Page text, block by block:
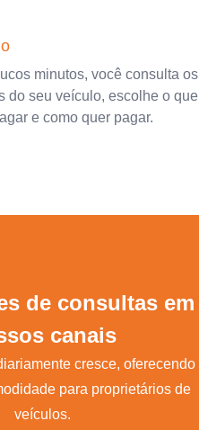
minutos, você consulta os
do seu veículo, escolhe o que
e como quer pagar.
de consultas em
canais
cresce, oferecendo
para proprietários de
veículos.